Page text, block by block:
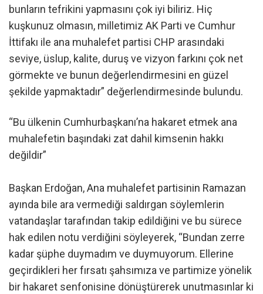
bunların tefrikini yapmasını çok iyi biliriz. Hiç
kuşkunuz olmasın, milletimiz AK Parti ve Cumhur
İttifakı ile ana muhalefet partisi CHP arasındaki
seviye, üslup, kalite, duruş ve vizyon farkını çok net
görmekte ve bunun değerlendirmesini en güzel
şekilde yapmaktadır” değerlendirmesinde bulundu.
“Bu ülkenin Cumhurbaşkanı’na hakaret etmek ana
muhalefetin başındaki zat dahil kimsenin hakkı
değildir”
Başkan Erdoğan, Ana muhalefet partisinin Ramazan
ayında bile ara vermediği saldırgan söylemlerin
vatandaşlar tarafından takip edildiğini ve bu sürece
hak edilen notu verdiğini söyleyerek, “Bundan zerre
kadar şüphe duymadım ve duymuyorum. Ellerine
geçirdikleri her fırsatı şahsımıza ve partimize yönelik
bir hakaret senfonisine dönüştürerek unutmasınlar ki